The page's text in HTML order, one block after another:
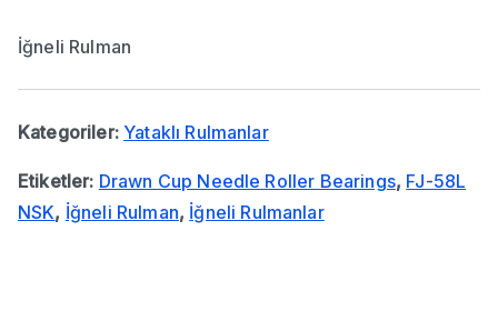
İğneli Rulman
Kategoriler: Yataklı Rulmanlar
Etiketler: Drawn Cup Needle Roller Bearings, FJ-58L
NSK, İğneli Rulman, İğneli Rulmanlar